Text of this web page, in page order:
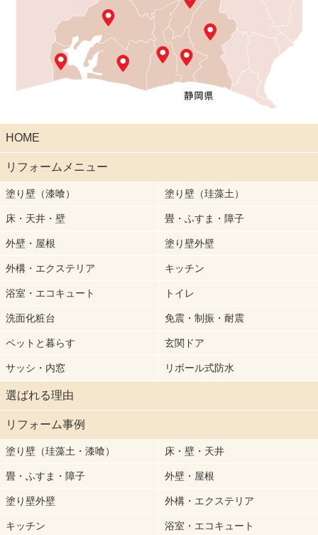
HOME
リフォームメニュー
塗り壁（漆喰） 塗り壁（珪藻土）
床・天井・壁 畳・ふすま・障子
外壁・屋根 塗り壁外壁
外構・エクステリア キッチン
浴室・エコキュート トイレ
洗面化粧台 免震・制振・耐震
ペットと暮らす 玄関ドア
サッシ・内窓 リボール式防水
選ばれる理由
リフォーム事例
塗り壁（珪藻土・漆喰） 床・壁・天井
畳・ふすま・障子 外壁・屋根
塗り壁外壁 外構・エクステリア
キッチン 浴室・エコキュート